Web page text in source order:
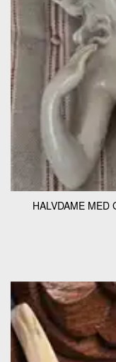
HALVDAME MED